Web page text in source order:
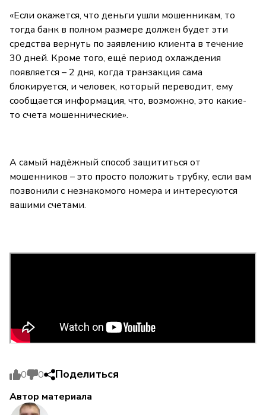
«Если окажется, что деньги ушли мошенникам, то
тогда банк в полном размере должен будет эти
средства вернуть по заявлению клиента в течение
30 дней. Кроме того, ещё период охлаждения
появляется – 2 дня, когда транзакция сама
блокируется, и человек, который переводит, ему
сообщается информация, что, возможно, это какие-
то счета мошеннические».
А самый надёжный способ защититься от
мошенников – это просто положить трубку, если вам
позвонили с незнакомого номера и интересуются
вашими счетами.
0 0 Поделиться
Автор материала